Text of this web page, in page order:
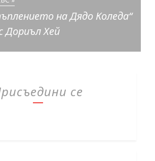
на Дядо Коледа“
Дориъл Хей
се